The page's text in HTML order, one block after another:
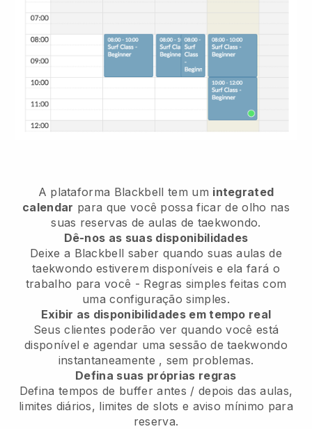
A plataforma Blackbell tem um integrated
calendar para que você possa ficar de olho nas
suas reservas de aulas de taekwondo.
Dê-nos as suas disponibilidades
Deixe a Blackbell saber quando suas aulas de
taekwondo estiverem disponíveis e ela fará o
trabalho para você - Regras simples feitas com
uma configuração simples.
Exibir as disponibilidades em tempo real
Seus clientes poderão ver quando você está
disponívele agendar uma sessão de taekwondo
instantaneamente , sem problemas.
Defina suas próprias regras
Defina tempos de buffer antes / depois das aulas,
limites diários, limites de slots e aviso mínimo para
reserva.